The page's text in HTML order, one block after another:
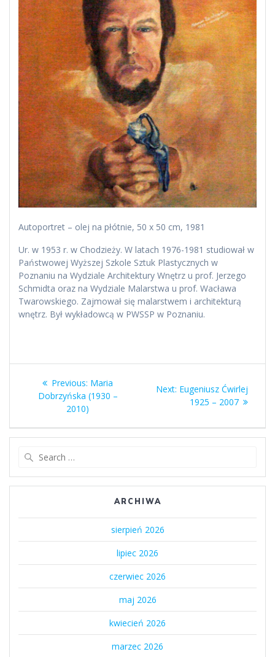
Autoportret – olej na płótnie, 50 x 50 cm, 1981
Ur. w 1953 r. w Chodzieży. W latach 1976-1981 studiował w
Państwowej Wyższej Szkole Sztuk Plastycznych w
Poznaniu na Wydziale Architektury Wnętrz u prof. Jerzego
Schmidta oraz na Wydziale Malarstwa u prof. Wacława
Twarowskiego. Zajmował się malarstwem i architekturą
wnętrz. Był wykładowcą w PWSSP w Poznaniu.
Nawigacja
wpisu
Previous: Previous
post:
Maria
Dobrzyńska (1930 –
2010)
Next: Next
post:
Eugeniusz Ćwirlej
1925 – 2007
ARCHIWA
sierpień 2026
lipiec 2026
czerwiec 2026
maj 2026
kwiecień 2026
marzec 2026